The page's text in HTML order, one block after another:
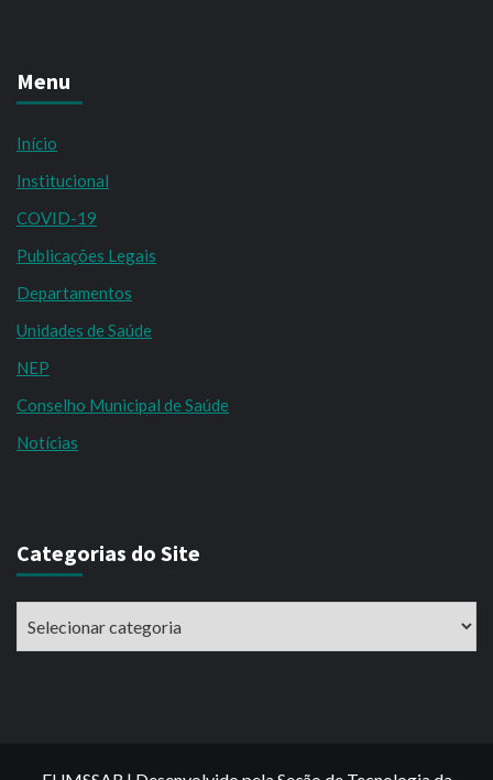
Menu
Início
Institucional
COVID-19
Publicações Legais
Departamentos
Unidades de Saúde
NEP
Conselho Municipal de Saúde
Notícias
Categorias do Site